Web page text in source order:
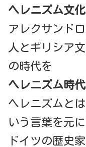
ヘレニズム文化
アレクサンド
人とギリシア
の時代を
ヘレニズム時代
ヘレニズムと
いう言葉を元
ドイツの歴史家